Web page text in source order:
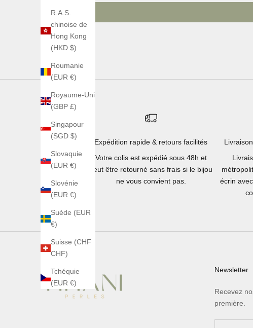
R.A.S.
chinoise de
Hong Kong
(HKD $)
Roumanie
(EUR €)
Royaume-Uni
(GBP £)
Singapour
(SGD $)
Slovaquie
(EUR €)
Slovénie
(EUR €)
Suède (EUR
€)
Suisse (CHF
CHF)
Tchéquie
(EUR €)
Expédition rapide & retours facilités
Votre colis est expédié sous 48h et
peut être retourné sans frais si le bijou
ne vous convient pas.
écrin
Newsletter
Recevez
première.